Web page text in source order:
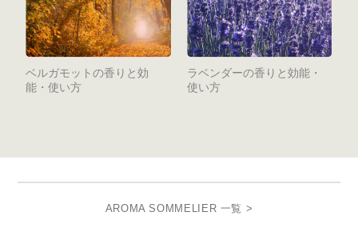
ベルガモットの香りと効
能・使い方
ラベンダーの香りと効能・
使い方
AROMA SOMMELIER 一覧 >